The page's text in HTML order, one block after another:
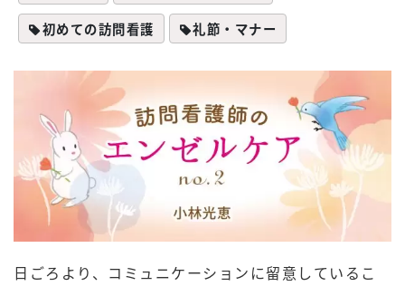
初めての訪問看護 礼節・マナー
日ごろより、コミュニケーションに留意しているこ